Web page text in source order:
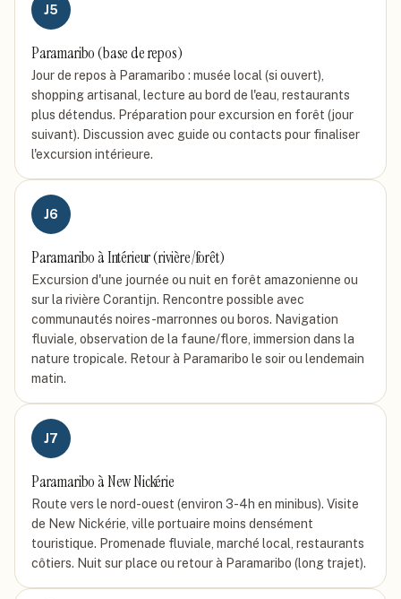
J5
Paramaribo (base de repos)
Jour de repos à Paramaribo : musée local (si ouvert),
shopping artisanal, lecture au bord de l'eau, restaurants
plus détendus. Préparation pour excursion en forêt (jour
suivant). Discussion avec guide ou contacts pour finaliser
l'excursion intérieure.
J6
Paramaribo à Intérieur (rivière/forêt)
Excursion d'une journée ou nuit en forêt amazonienne ou
sur la rivière Corantijn. Rencontre possible avec
communautés noires-marronnes ou boros. Navigation
fluviale, observation de la faune/flore, immersion dans la
nature tropicale. Retour à Paramaribo le soir ou lendemain
matin.
J7
Paramaribo à New Nickérie
Route vers le nord-ouest (environ 3-4h en minibus). Visite
de New Nickérie, ville portuaire moins densément
touristique. Promenade fluviale, marché local, restaurants
côtiers. Nuit sur place ou retour à Paramaribo (long trajet).